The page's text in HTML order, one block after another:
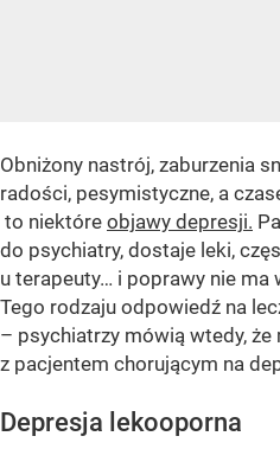
Obniżony nastrój, zaburzenia
radości, pesymistyczne, a
to niektóre objawy depresji.
do psychiatry, dostaje leki,
u terapeuty… i poprawy nie ma
Tego rodzaju odpowiedź na
– psychiatrzy mówią wtedy, że
z pacjentem chorującym na
Depresja lekooporna